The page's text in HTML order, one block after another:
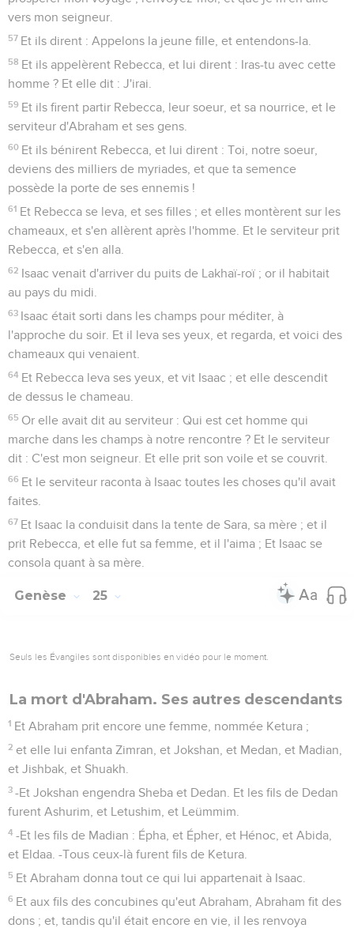
vers mon seigneur.
57 Et ils dirent : Appelons la jeune fille, et entendons-la.
58 Et ils appelèrent Rebecca, et lui dirent : Iras-tu avec cette
homme ? Et elle dit : J'irai.
59 Et ils firent partir Rebecca, leur soeur, et sa nourrice, et le
serviteur d'Abraham et ses gens.
60 Et ils bénirent Rebecca, et lui dirent : Toi, notre soeur,
deviens des milliers de myriades, et que ta semence
possède la porte de ses ennemis !
61 Et Rebecca se leva, et ses filles ; et elles montèrent sur les
chameaux, et s'en allèrent après l'homme. Et le serviteur prit
Rebecca, et s'en alla.
62 Isaac venait d'arriver du puits de Lakhaï-roï ; or il habitait
au pays du midi.
63 Isaac était sorti dans les champs pour méditer, à
l'approche du soir. Et il leva ses yeux, et regarda, et voici des
chameaux qui venaient.
64 Et Rebecca leva ses yeux, et vit Isaac ; et elle descendit
de dessus le chameau.
65 Or elle avait dit au serviteur : Qui est cet homme qui
marche dans les champs à notre rencontre ? Et le serviteur
dit : C'est mon seigneur. Et elle prit son voile et se couvrit.
66 Et le serviteur raconta à Isaac toutes les choses qu'il avait
faites.
67 Et Isaac la conduisit dans la tente de Sara, sa mère ; et il
prit Rebecca, et elle fut sa femme, et il l'aima ; Et Isaac se
consola quant à sa mère.
Genèse 25
Seuls les Évangiles sont disponibles en vidéo pour le moment.
La mort d'Abraham. Ses autres descendants
1 Et Abraham prit encore une femme, nommée Ketura ;
2 et elle lui enfanta Zimran, et Jokshan, et Medan, et Madian,
et Jishbak, et Shuakh.
3 -Et Jokshan engendra Sheba et Dedan. Et les fils de Dedan
furent Ashurim, et Letushim, et Leümmim.
4 -Et les fils de Madian : Épha, et Épher, et Hénoc, et Abida,
et Eldaa. -Tous ceux-là furent fils de Ketura.
5 Et Abraham donna tout ce qui lui appartenait à Isaac.
6 Et aux fils des concubines qu'eut Abraham, Abraham fit des
dons ; et, tandis qu'il était encore en vie, il les renvoya